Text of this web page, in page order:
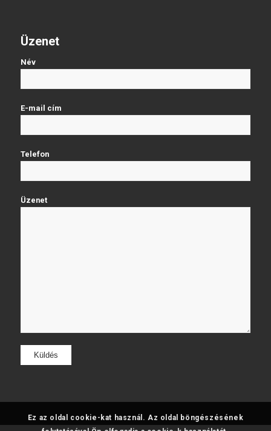
Üzenet
Név
E-mail cím
Telefon
Üzenet
Ez az oldal cookie-kat használ. Az oldal böngészésének